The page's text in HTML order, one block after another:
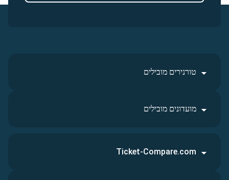
טורנירים מובילים
מועדונים מובילים
Ticket-Compare.com